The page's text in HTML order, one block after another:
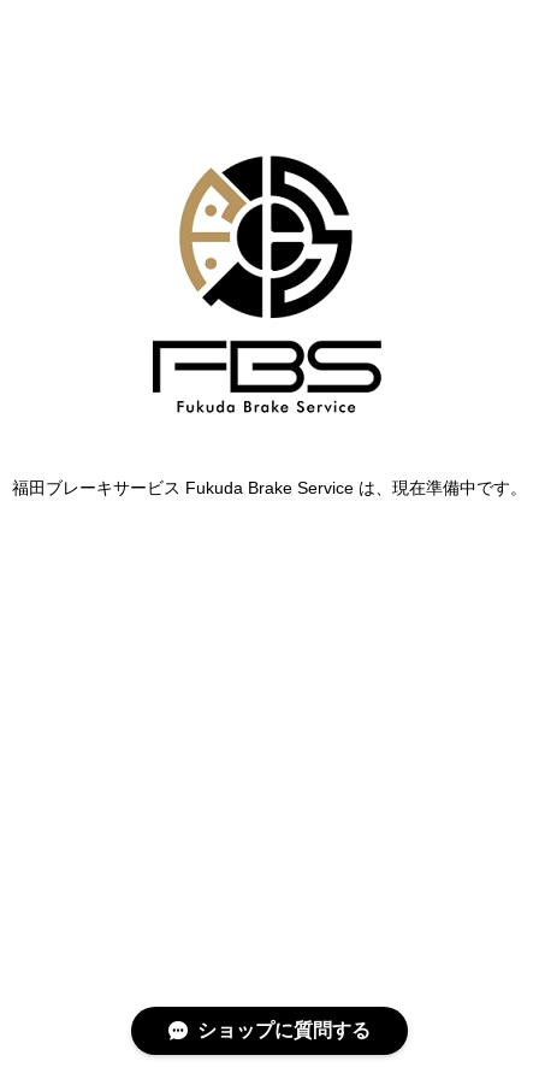
福田ブレーキサービス Fukuda Brake Service は、現在準備中です。
ショップに質問する